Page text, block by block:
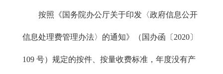
按照《国务院办公厅关于印发〈政府信息公开
信息处理费管理办法〉的通知》（国办函〔2020〕
109 号）规定的按件、按量收费标准，年度没有产